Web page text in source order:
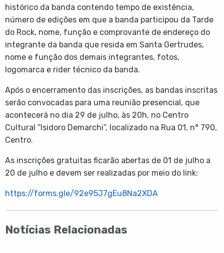
histórico da banda contendo tempo de existência,
número de edições em que a banda participou da Tarde
do Rock, nome, função e comprovante de endereço do
integrante da banda que resida em Santa Gertrudes,
nome e função dos demais integrantes, fotos,
logomarca e rider técnico da banda.
Após o encerramento das inscrições, as bandas inscritas
serão convocadas para uma reunião presencial, que
acontecerá no dia 29 de julho, às 20h, no Centro
Cultural “Isidoro Demarchi”, localizado na Rua 01, n° 790,
Centro.
As inscrições gratuitas ficarão abertas de 01 de julho a
20 de julho e devem ser realizadas por meio do link:
https://forms.gle/92e95J7gEu8Na2XDA
Notícias Relacionadas